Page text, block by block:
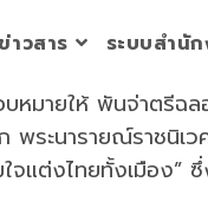
าวสาร ระบบสำนั
ายให้ พันจ่าตรีฉ
ะนารายณ์ราชนิ
ต่งไทยทั้งเมือง”